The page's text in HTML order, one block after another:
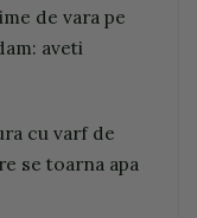
de vara pe
aveti
cu varf de
se toarna apa